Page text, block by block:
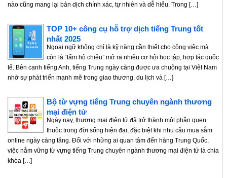
nào cũng mang lại bản dịch chính xác, tự nhiên và dễ hiểu. Trong […]
TOP 10+ công cụ hỗ trợ dịch tiếng Trung tốt
nhất 2025
Ngoại ngữ không chỉ là kỹ năng cần thiết cho công việc mà
còn là “tấm hộ chiếu” mở ra nhiều cơ hội học tập, hợp tác quốc
tế. Bên cạnh tiếng Anh, tiếng Trung ngày càng được ưa chuộng tại Việt Nam
nhờ sự phát triển mạnh mẽ trong giao thương, du lịch và […]
Bộ từ vựng tiếng Trung chuyên ngành thương
mại điện tử
Ngày nay, thương mại điện tử đã trở thành một phần quen
thuộc trong đời sống hiện đại, đặc biệt khi nhu cầu mua sắm
online ngày càng tăng. Đối với những ai quan tâm đến hàng Trung Quốc,
việc nắm vững từ vựng tiếng Trung chuyên ngành thương mại điện tử là chìa
khóa […]